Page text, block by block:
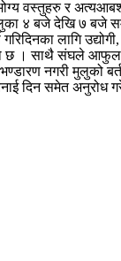
वस्तुहरु र
४ बजे देखि ७ बजे
लागि उद्योगी,
छ । साथै संघले
नगरी मुलुको
दिन समेत अनुरोध